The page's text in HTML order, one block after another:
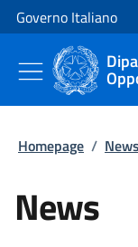
Vai al contenuto
Vai alla navigazione
Governo Italiano
Homepage /
News